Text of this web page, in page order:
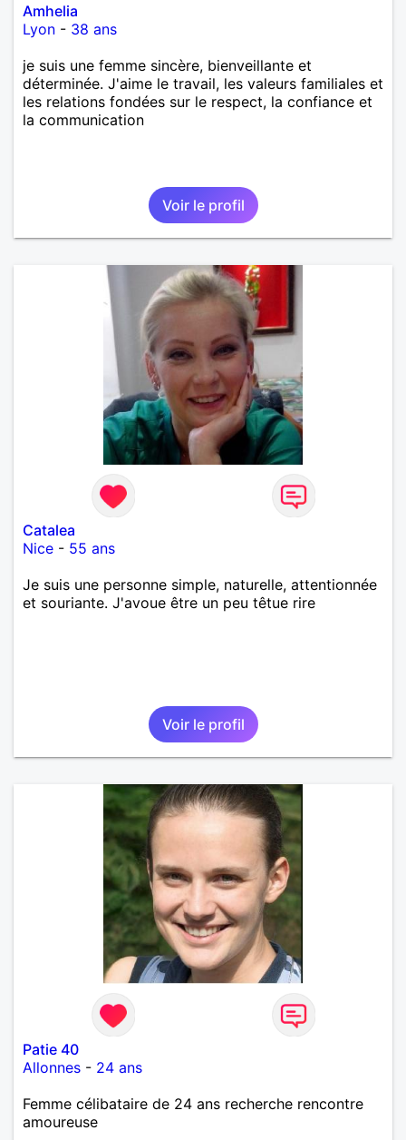
Amhelia
Lyon - 38 ans
je suis une femme sincère, bienveillante et
déterminée. J'aime le travail, les valeurs familiales et
les relations fondées sur le respect, la confiance et
la communication
Voir le profil
Catalea
Nice - 55 ans
Je suis une personne simple, naturelle, attentionnée
et souriante. J'avoue être un peu têtue rire
Voir le profil
Patie 40
Allonnes - 24 ans
Femme célibataire de 24 ans recherche rencontre
amoureuse